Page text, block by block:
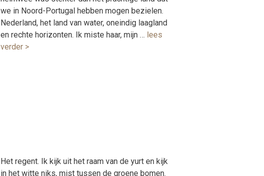
we in Noord-Portugal hebben mogen bezielen.
Nederland, het land van water, oneindig laagland
en rechte horizonten. Ik miste haar, mijn … lees
verder >
Het regent. Ik kijk uit het raam van de yurt en kijk
in het witte niks, mist tussen de groene bomen.